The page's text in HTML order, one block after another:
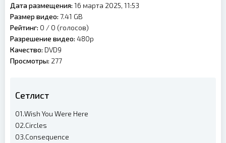
Дата размещения: 16 марта 2025, 11:53
Размер видео: 7.41 GB
Рейтинг: 0 / 0 (голосов)
Разрешение видео: 480p
Качество: DVD9
Просмотры: 277
Сетлист
01.Wish You Were Here
02.Circles
03.Consequence